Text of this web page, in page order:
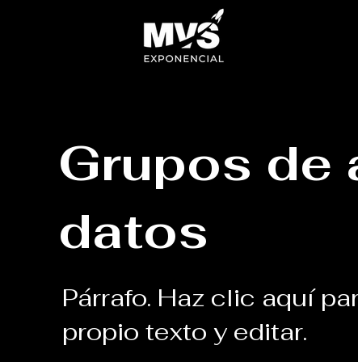
Grupos de
datos
Párrafo. Haz clic aquí
propio texto y editar.